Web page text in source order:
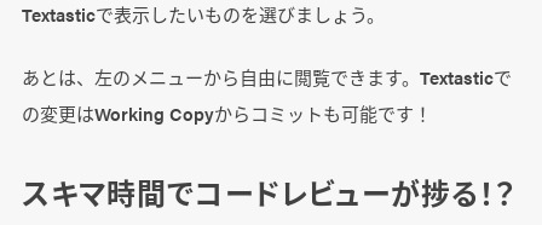
Textasticで表示したいものを選びましょう。
あとは、左のメニューから自由に閲覧できます。Textasticで
の変更はWorking Copyからコミットも可能です！
スキマ時間でコードレビューが捗る！？